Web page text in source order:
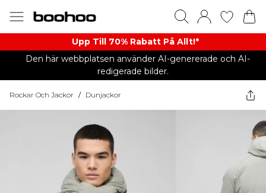
Upp Till 70% Rabatt På Allt!*
Den här webbplatsen använder AI-genererade och AI-
redigerade bilder.
Rockar Och Jackor / Dunjackor